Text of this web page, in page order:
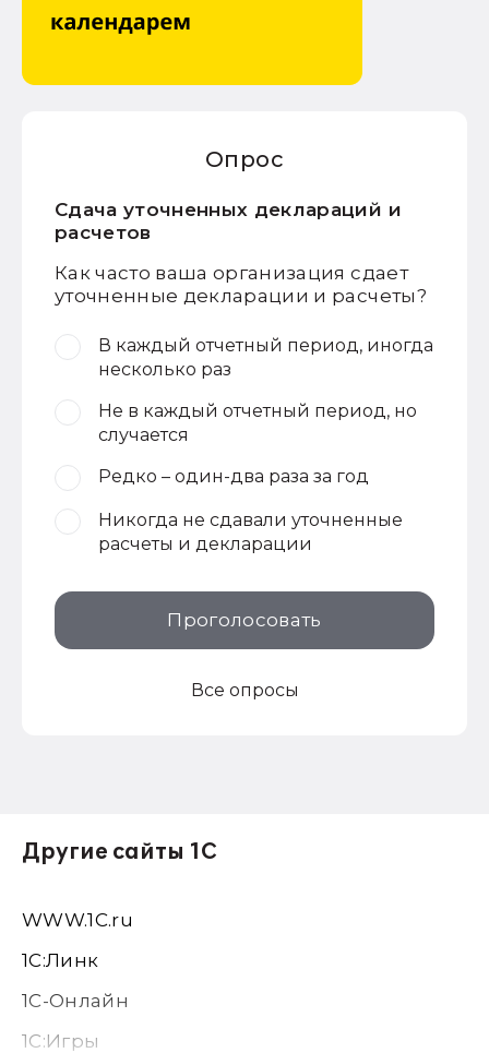
Опрос
Сдача уточненных деклараций и
расчетов
Как часто ваша организация сдает
уточненные декларации и расчеты?
В каждый отчетный период, иногда
несколько раз
Не в каждый отчетный период, но
случается
Редко – один-два раза за год
Никогда не сдавали уточненные
расчеты и декларации
Проголосовать
Все опросы
Другие сайты 1С
WWW.1С.ru
1С:Линк
1С-Онлайн
1C:Игры